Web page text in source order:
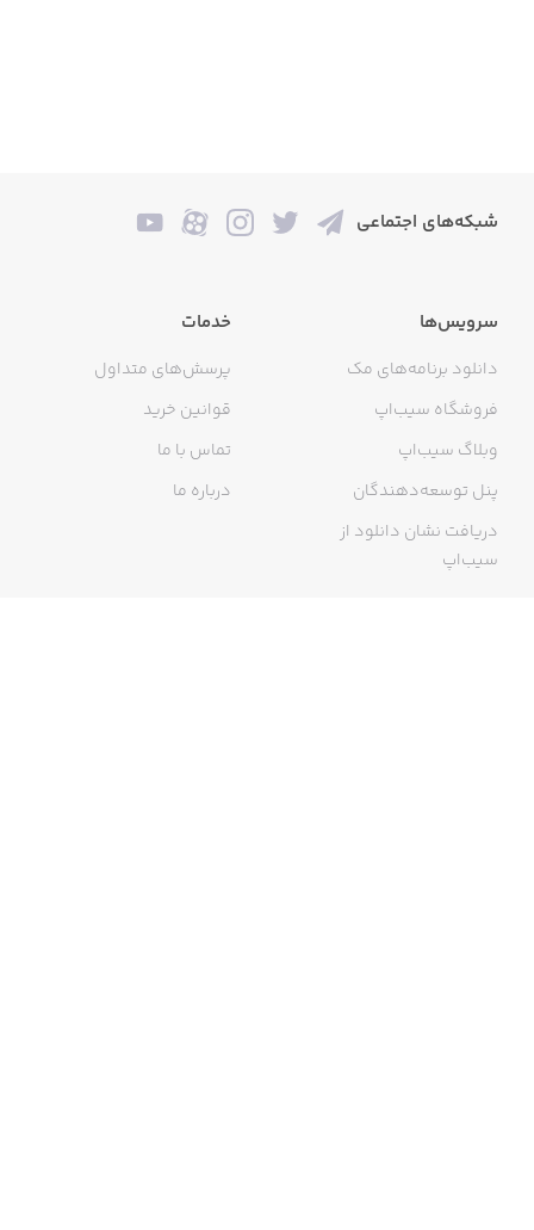
شبکه‌های اجتماعی
سرویس‌ها
دانلود برنامه‌های مک
فروشگاه سیب‌اپ
وبلاگ سیب‌اپ
پنل توسعه‌دهندگان
دریافت نشان دانلود از
سیب‌اپ
خدمات
پرسش‌های متداول
قوانین خرید
تماس با ما
درباره ما